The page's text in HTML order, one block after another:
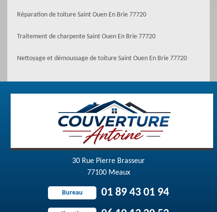
Réparation de toiture Saint Ouen En Brie 77720
Traitement de charpente Saint Ouen En Brie 77720
Nettoyage et démoussage de toiture Saint Ouen En Brie 77720
30 Rue Pierre Brasseur
77100 Meaux
Bureau 01 89 43 01 94